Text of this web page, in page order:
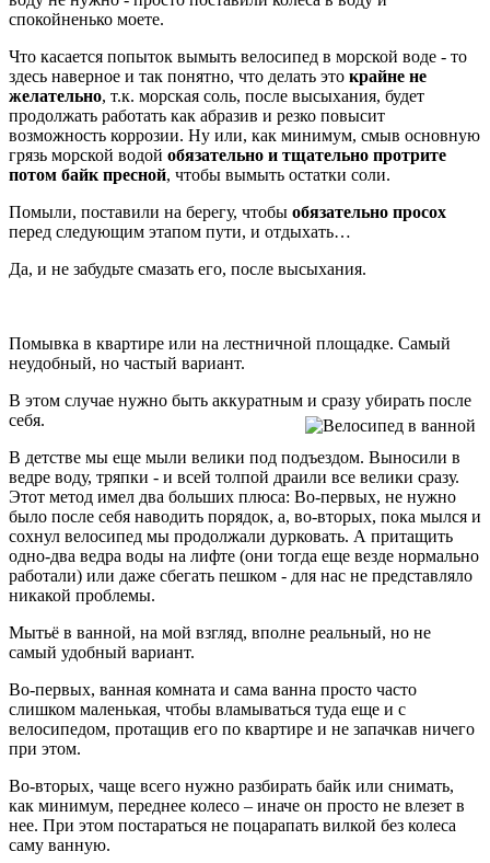
спокойненько моете.
Что касается попыток вымыть велосипед в морской воде - то
здесь наверное и так понятно, что делать это крайне не
желательно, т.к. морская соль, после высыхания, будет
продолжать работать как абразив и резко повысит
возможность коррозии. Ну или, как минимум, смыв основную
грязь морской водой обязательно и тщательно протрите
потом байк пресной, чтобы вымыть остатки соли.
Помыли, поставили на берегу, чтобы обязательно просох
перед следующим этапом пути, и отдыхать…
Да, и не забудьте смазать его, после высыхания.
Помывка в квартире или на лестничной площадке. Самый
неудобный, но частый вариант.
В этом случае нужно быть аккуратным и сразу убирать после
себя.
В детстве мы еще мыли велики под подъездом. Выносили в
ведре воду, тряпки - и всей толпой драили все велики сразу.
Этот метод имел два больших плюса: Во-первых, не нужно
было после себя наводить порядок, а, во-вторых, пока мылся и
сохнул велосипед мы продолжали дурковать. А притащить
одно-два ведра воды на лифте (они тогда еще везде нормально
работали) или даже сбегать пешком - для нас не представляло
никакой проблемы.
Мытьё в ванной, на мой взгляд, вполне реальный, но не
самый удобный вариант.
Во-первых, ванная комната и сама ванна просто часто
слишком маленькая, чтобы вламываться туда еще и с
велосипедом, протащив его по квартире и не запачкав ничего
при этом.
Во-вторых, чаще всего нужно разбирать байк или снимать,
как минимум, переднее колесо – иначе он просто не влезет в
нее. При этом постараться не поцарапать вилкой без колеса
саму ванную.